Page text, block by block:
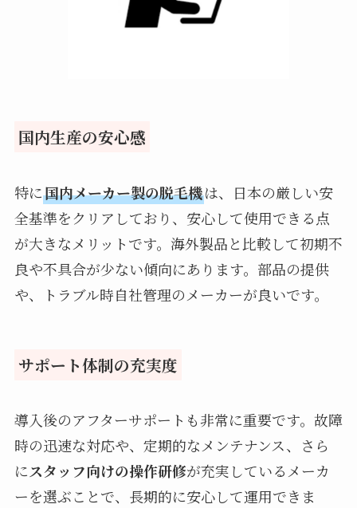
国内生産の安心感
特に国内メーカー製の脱毛機は、日本の厳しい安
全基準をクリアしており、安心して使用できる点
が大きなメリットです。海外製品と比較して初期不
良や不具合が少ない傾向にあります。部品の提供
や、トラブル時自社管理のメーカーが良いです。
サポート体制の充実度
導入後のアフターサポートも非常に重要です。故障
時の迅速な対応や、定期的なメンテナンス、さら
にスタッフ向けの操作研修が充実しているメーカ
ーを選ぶことで、長期的に安心して運用できま